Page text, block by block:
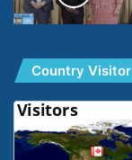
Country Visitor